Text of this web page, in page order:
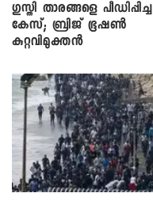
​ഗുസ്തി താരങ്ങളെ പീഡിപ്പിച്ച
കേസ്; ബ്രിജ് ഭൂഷൺ
കുറ്റവിമുക്തൻ